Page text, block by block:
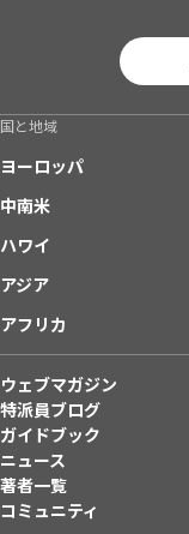
国と地域
ヨーロッパ
中南米
ハワイ
アジア
アフリカ
ウェブマガジン
特派員ブログ
ガイドブック
ニュース
著者一覧
コミュニティ